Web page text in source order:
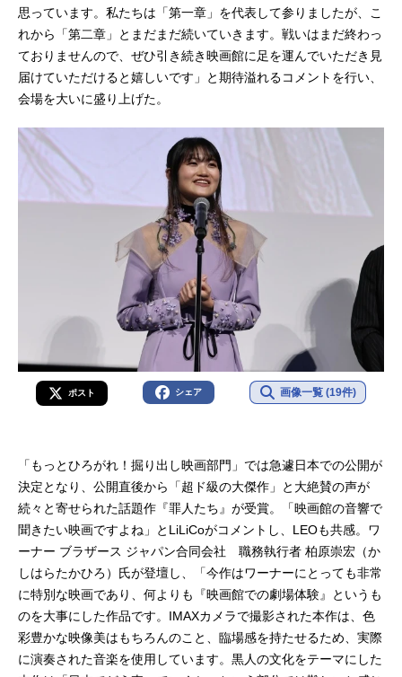
思っています。私たちは「第一章」を代表して参りましたが、こ
れから「第二章」とまだまだ続いていきます。戦いはまだ終わっ
ておりませんので、ぜひ引き続き映画館に足を運んでいただき見
届けていただけると嬉しいです」と期待溢れるコメントを行い、
会場を大いに盛り上げた。
ポスト シェア 画像一覧 (19件)
「もっとひろがれ！掘り出し映画部門」では急遽日本での公開が
決定となり、公開直後から「超ド級の大傑作」と大絶賛の声が
続々と寄せられた話題作『罪人たち』が受賞。「映画館の音響で
聞きたい映画ですよね」とLiLiCoがコメントし、LEOも共感。ワ
ーナー ブラザース ジャパン合同会社 職務執行者 柏原崇宏（か
しはらたかひろ）氏が登壇し、「今作はワーナーにとっても非常
に特別な映画であり、何よりも『映画館での劇場体験』というも
のを大事にした作品です。IMAXカメラで撮影された本作は、色
彩豊かな映像美はもちろんのこと、臨場感を持たせるため、実際
に演奏された音楽を使用しています。黒人の文化をテーマにした